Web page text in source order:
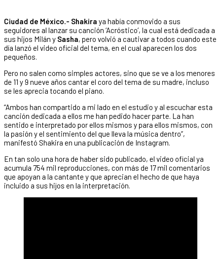
Ciudad de México.- Shakira ya había conmovido a sus
seguidores al lanzar su canción ‘Acróstico’, la cual está dedicada a
sus hijos Milán y Sasha, pero volvió a cautivar a todos cuando este
día lanzó el video oficial del tema, en el cual aparecen los dos
pequeños.
Pero no salen como simples actores, sino que se ve a los menores
de 11 y 9 nueve años cantar el coro del tema de su madre, incluso
se les aprecia tocando el piano.
“Ambos han compartido a mi lado en el estudio y al escuchar esta
canción dedicada a ellos me han pedido hacer parte. La han
sentido e interpretado por ellos mismos y para ellos mismos, con
la pasión y el sentimiento del que lleva la música dentro”,
manifestó Shakira en una publicación de Instagram.
En tan solo una hora de haber sido publicado, el video oficial ya
acumula 754 mil reproducciones, con más de 17 mil comentarios
que apoyan a la cantante y que aprecian el hecho de que haya
incluido a sus hijos en la interpretación.